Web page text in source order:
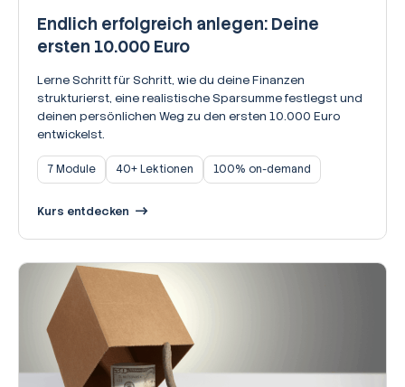
Endlich erfolgreich anlegen: Deine
ersten 10.000 Euro
Lerne Schritt für Schritt, wie du deine Finanzen
strukturierst, eine realistische Sparsumme festlegst und
deinen persönlichen Weg zu den ersten 10.000 Euro
entwickelst.
7 Module 40+ Lektionen 100% on-demand
Kurs entdecken